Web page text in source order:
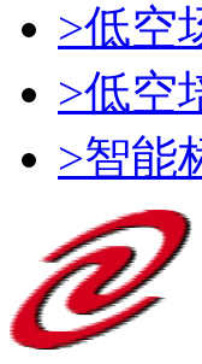
>低空
>低空
>智能